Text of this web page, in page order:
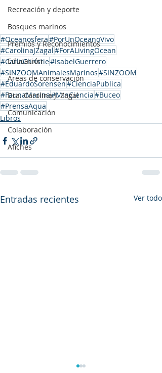
Recreación y deporte
Bosques marinos
Premios y Reconocimientos
Educación
Áreas de conservación
Dra. Carolina J. Zagal
Comunicación
Colaboración
Afiches
#Oceanosfera#PorUnOceanoVivo
#CarolinaJZagal#ForALivingOcean
#CarlaChristie#IsabelGuerrero
#SINZOOMAnimalesMarinos#SINZOOM
#EduardoSorensen#CienciaPublica
#FaunaMarina#MinCiencia#Buceo
#PrensaAqua
Libros
Entradas recientes Ver todo